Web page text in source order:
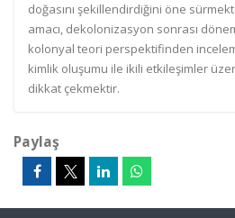
doğasını şekillendirdiğini öne
amacı, dekolonizasyon sonrası
kolonyal teori perspektifinden
kimlik oluşumu ile ikili etkileşimler
dikkat çekmektir.
Paylaş